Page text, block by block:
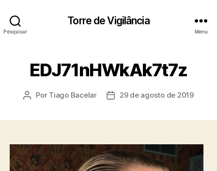
Pesquisar
Torre de Vigilância
Menu
EDJ71nHWkAk7t7z
Autor
Por Tiago Bacelar
Data29 de agosto de 2019